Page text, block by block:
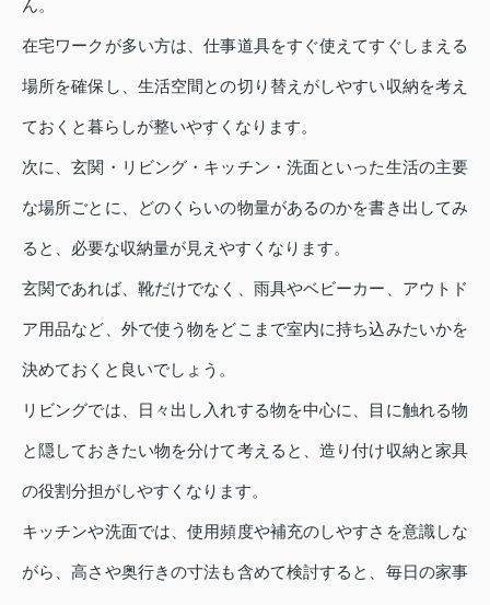
ん。
在宅ワークが多い方は、仕事道具をすぐ使えてすぐしまえる
場所を確保し、生活空間との切り替えがしやすい収納を考え
ておくと暮らしが整いやすくなります。
次に、玄関・リビング・キッチン・洗面といった生活の主要
な場所ごとに、どのくらいの物量があるのかを書き出してみ
ると、必要な収納量が見えやすくなります。
玄関であれば、靴だけでなく、雨具やベビーカー、アウトド
ア用品など、外で使う物をどこまで室内に持ち込みたいかを
決めておくと良いでしょう。
リビングでは、日々出し入れする物を中心に、目に触れる物
と隠しておきたい物を分けて考えると、造り付け収納と家具
の役割分担がしやすくなります。
キッチンや洗面では、使用頻度や補充のしやすさを意識しな
がら、高さや奥行きの寸法も含めて検討すると、毎日の家事